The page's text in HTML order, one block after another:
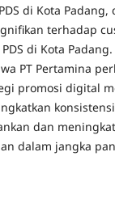
di Kota Padang,
terhadap
di Kota
PT Pertamina
promosi digital
dan
dalam jangka